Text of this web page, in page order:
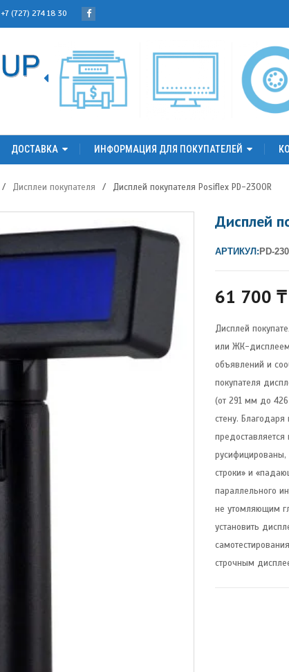
+7 (727) 274 18 30
ДОСТАВКА ИНФОРМАЦИЯ ДЛЯ ПОКУПАТЕЛЕЙ
/ Дисплеи покупателя / Дисплей покупателя Posiflex PD-2300R
Дисплей
АРТИКУЛ:PD-
61 700₸
Дисплей
или ЖК-дисплеем
объявлений и
покупателя
(от 291 мм до 426
стену.
строки» и
параллельного
не утомляющим
установить
строчным